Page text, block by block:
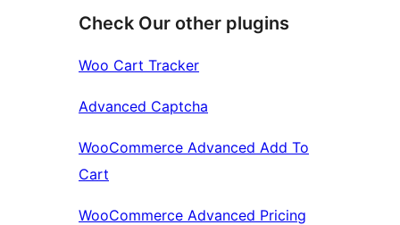
Check Our other plugins
Woo Cart Tracker
Advanced Captcha
WooCommerce Advanced Add To
Cart
WooCommerce Advanced Pricing